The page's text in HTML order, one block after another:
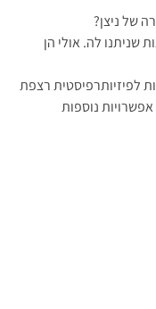
של ניצן?
שניתנו לה. אולי הן
לפיזיותרפיסטית רצפת
אפשרויות נוספות